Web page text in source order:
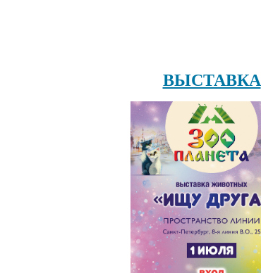
ВЫСТАВКА